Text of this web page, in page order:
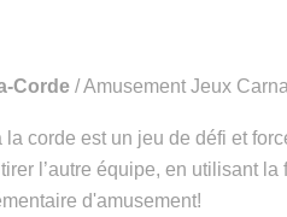
Corde / Amusement Jeux
la corde est un jeu de défi et
l’autre équipe, en utilisant
d'amusement!